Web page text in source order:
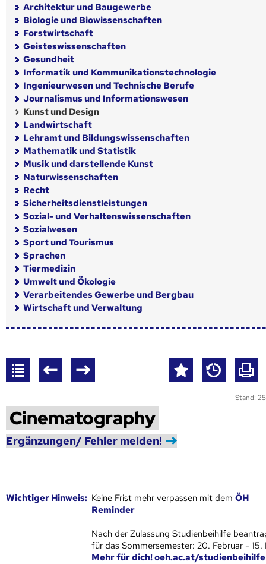
Architektur und Baugewerbe
Biologie und Biowissenschaften
Forstwirtschaft
Geisteswissenschaften
Gesundheit
Informatik und Kommunikationstechnologie
Ingenieurwesen und Technische Berufe
Journalismus und Informationswesen
Kunst und Design
Landwirtschaft
Lehramt und Bildungswissenschaften
Mathematik und Statistik
Musik und darstellende Kunst
Naturwissenschaften
Recht
Sicherheitsdienstleistungen
Sozial- und Verhaltenswissenschaften
Sozialwesen
Sport und Tourismus
Sprachen
Tiermedizin
Umwelt und Ökologie
Verarbeitendes Gewerbe und Bergbau
Wirtschaft und Verwaltung
Stand:
Cinematography
Ergänzungen/ Fehler melden!
Wich­ti­ger Hin­weis: Keine Frist mehr verpassen mit demÖH
Reminder
Nach der Zulassung Studienbeihilfe
für das Sommersemester: 20. Februar - 15.
Mehr für dich! oeh.ac.at/studienbeihilfe